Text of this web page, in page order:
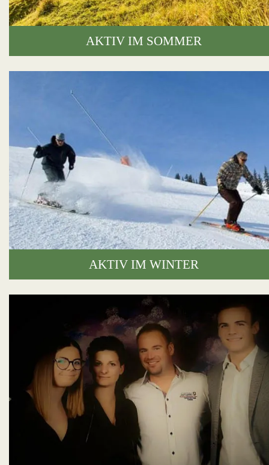
AKTIV IM SOMMER
AKTIV IM WINTER